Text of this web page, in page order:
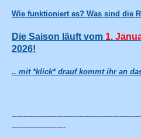
Wie funktioniert es? Was sind die
Die Saison läuft vom 1.
2026!
.. mit *klick* drauf kommt ihr an
-----------------------